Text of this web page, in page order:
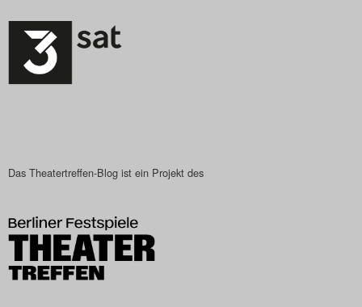
Das Theatertreffen-Blog ist ein Projekt des